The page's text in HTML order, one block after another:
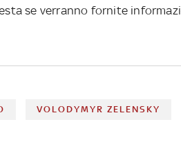
se verranno fornite
VOLODYMYR ZELENSKY